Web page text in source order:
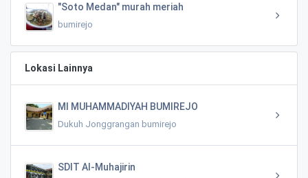
"Soto Medan" murah meriah
bumirejo
Lokasi Lainnya
MI MUHAMMADIYAH BUMIREJO
Dukuh Jonggrangan bumirejo
SDIT Al-Muhajirin